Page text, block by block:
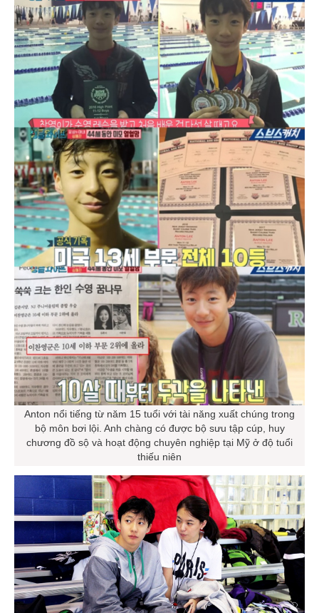
Anton nổi tiếng từ năm 15 tuổi với tài năng xuất chúng trong
bộ môn bơi lội. Anh chàng có được bộ sưu tập cúp, huy
chương đồ sộ và hoạt động chuyên nghiệp tại Mỹ ở độ tuổi
thiếu niên